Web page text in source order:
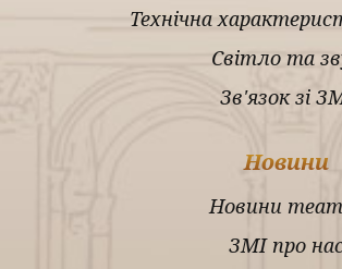
Технічна
Світло та
Зв'язок зі
Новини
Новини
ЗМІ про